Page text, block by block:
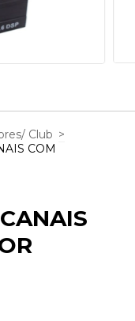
Club >
COM